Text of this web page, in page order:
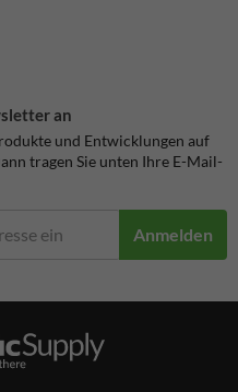
an
und Entwicklungen auf
tragen Sie unten Ihre E-Mail-
Anmelden